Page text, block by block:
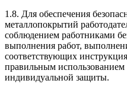
1.8. Для обеспечения
металлопокрытий
соблюдением работниками
выполнения работ,
соответствующих
правильным использованием
индивидуальной защиты.